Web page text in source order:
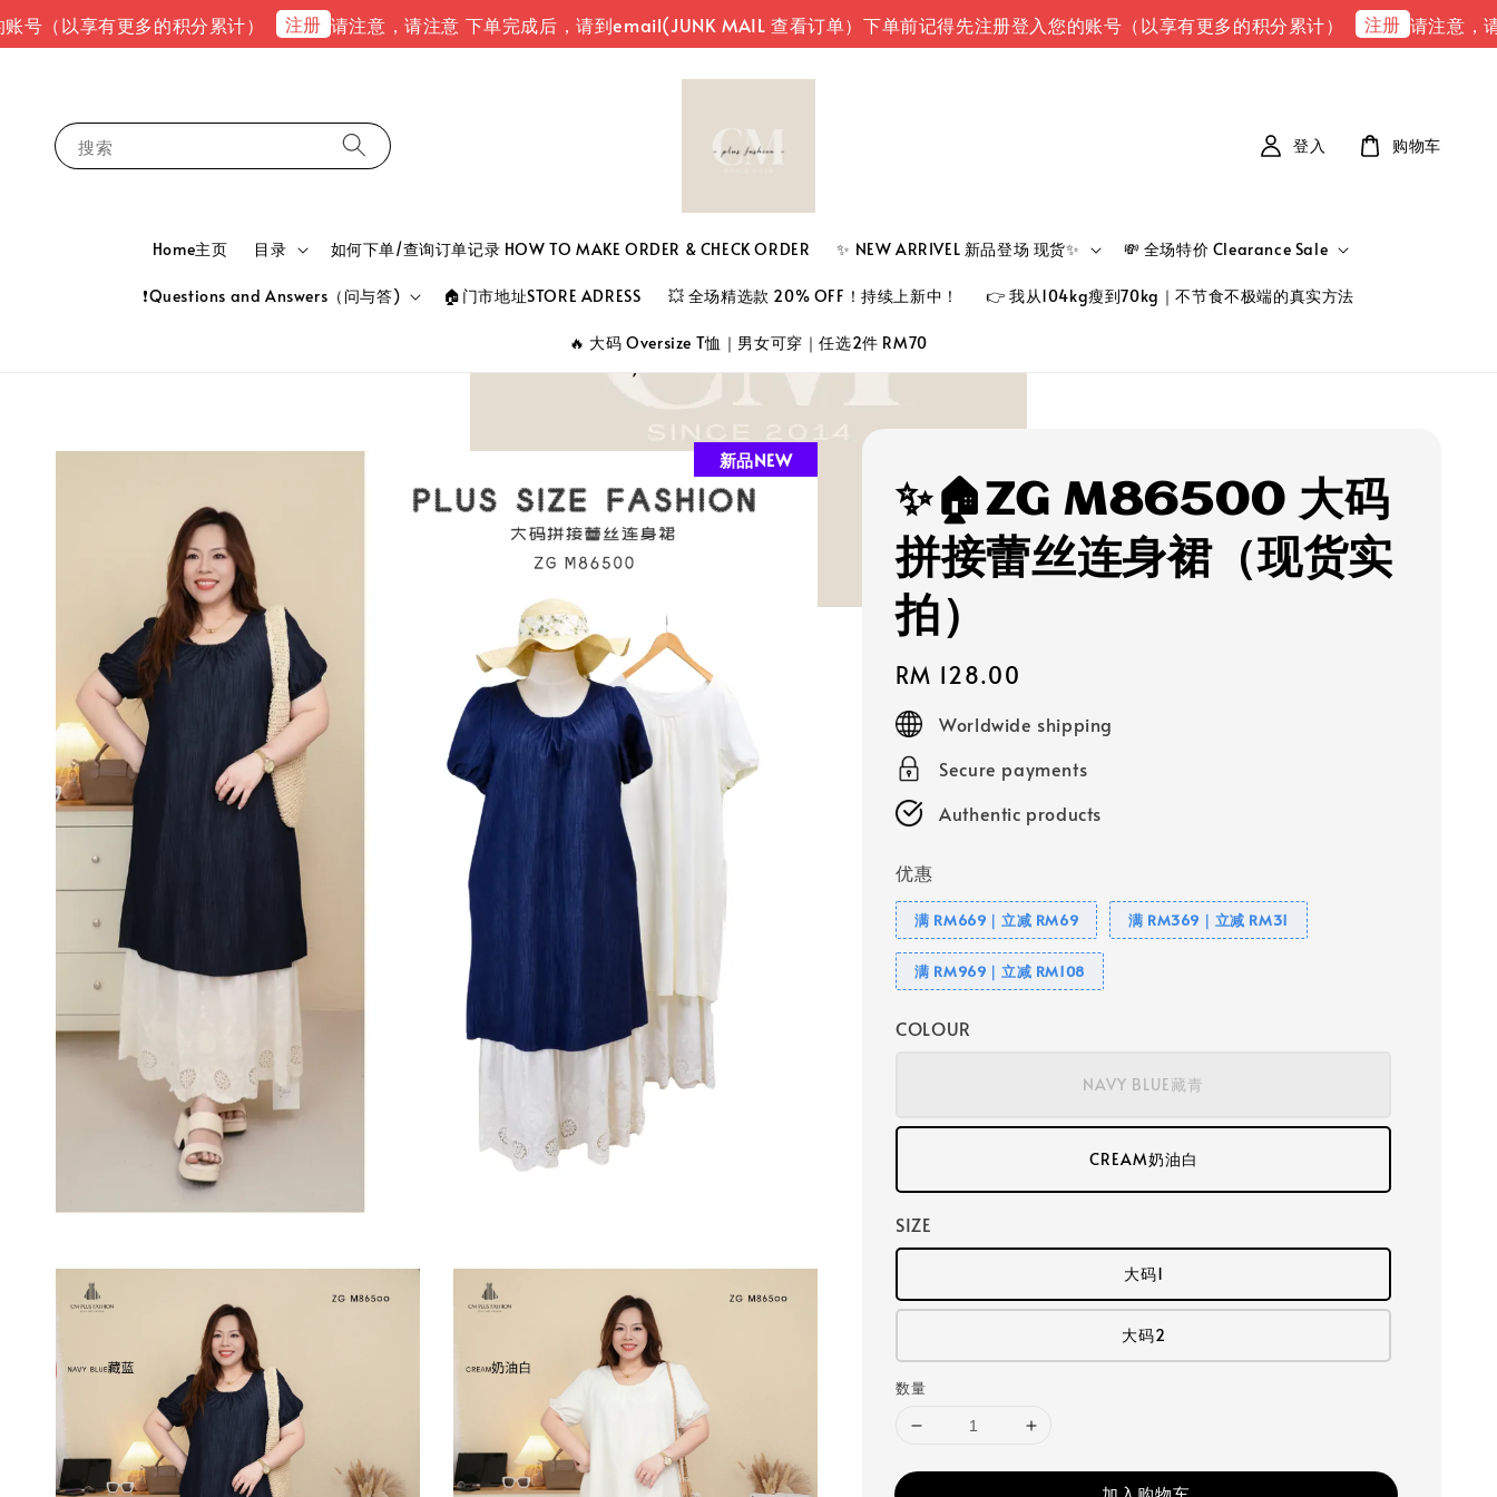
享有更多的积分累计） 注册 请注意，请注意 下单完成后，请到email(JUNK MAIL 查看订单）下单前记得先注册登入您的账号（以享有更多的积分累计） 注册 请注意，请注意
搜索
Home主页 目录 如何下单/查询订单记录 HOW TO MAKE ORDER & CHECK ORDER ✨ NEW ARRIVEL 新品登场 现货✨ 💸 全场特价 Clearance Sale
❗Questions and Answers（问与答) 🏠门市地址STORE ADRESS 💥 全场精选款 20% OFF！持续上新中！ 👉 我从104kg瘦到70kg｜不节食不极端的真实方法
🔥 大码 Oversize T恤｜男女可穿｜任选2件 RM70
登入 购物车
新品NEW
✨🏠ZG M86500 大码
拼接蕾丝连身裙（现货实
拍）
Regular
price
RM 128.00
Worldwide shipping
Secure payments
Authentic products
优惠
满 RM669｜立减 RM69 满 RM369｜立减 RM31
满 RM969｜立减 RM108
COLOUR
NAVY BLUE藏青
CREAM奶油白
SIZE
大码1
大码2
数量